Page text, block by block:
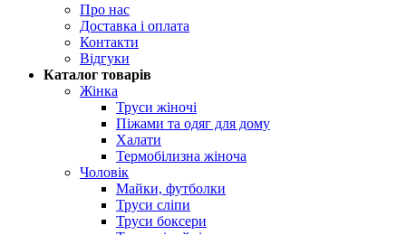
Про нас
Доставка і оплата
Контакти
Відгуки
Каталог товарів
Жінка
Труси жіночі
Піжами та одяг для дому
Халати
Термобілизна жіноча
Чоловік
Майки, футболки
Труси сліпи
Труси боксери